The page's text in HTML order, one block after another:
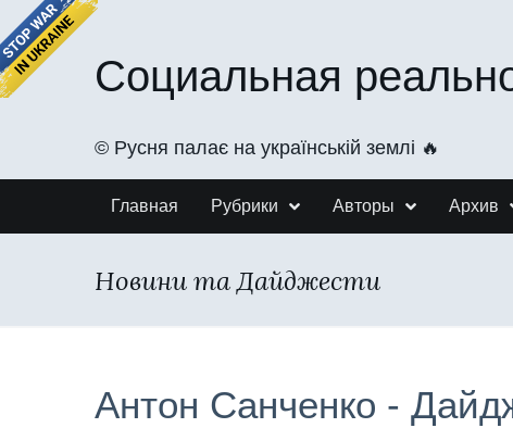
Социальная
©️ Русня палає на українській землі 🔥
Главная Рубрики Авторы Архив
Новини та Дайджести
Антон Санченко -